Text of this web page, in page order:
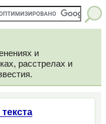
и
расстрелах и